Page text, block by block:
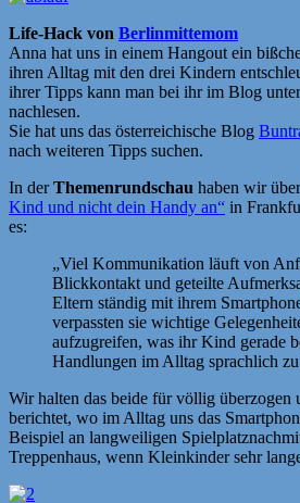
Life-Hack von Berlinmittemom
Anna hat uns in einem Hangout ein
ihren Alltag mit den drei Kindern
ihrer Tipps kann man bei ihr im Blog
nachlesen.
Sie hat uns das österreichische Blog
nach weiteren Tipps suchen.
In derThemenrundschau haben wir
Kind und nicht dein Handy an“ in
es:
„Viel Kommunikation läuft von
Blickkontakt und geteilte
Eltern ständig mit ihrem
verpassten sie wichtige
aufzugreifen, was ihr Kind gerade
Handlungen im Alltag sprachlich
Wir halten das beide für völlig überzogen
berichtet, wo im Alltag uns das
Beispiel an langweiligen
Treppenhaus, wenn Kleinkinder sehr